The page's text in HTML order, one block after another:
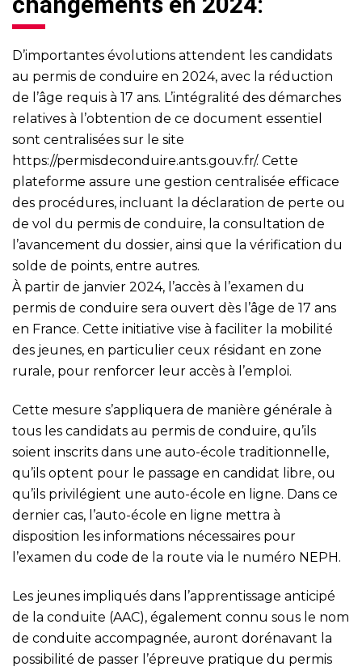
D’importantes évolutions attendent les candidats
au permis de conduire en 2024, avec la réduction
de l’âge requis à 17 ans. L’intégralité des démarches
relatives à l’obtention de ce document essentiel
sont centralisées sur le site
https://permisdeconduire.ants.gouv.fr/. Cette
plateforme assure une gestion centralisée efficace
des procédures, incluant la déclaration de perte ou
de vol du permis de conduire, la consultation de
l’avancement du dossier, ainsi que la vérification du
solde de points, entre autres.
À partir de janvier 2024, l’accès à l’examen du
permis de conduire sera ouvert dès l’âge de 17 ans
en France. Cette initiative vise à faciliter la mobilité
des jeunes, en particulier ceux résidant en zone
rurale, pour renforcer leur accès à l’emploi.
Cette mesure s’appliquera de manière générale à
tous les candidats au permis de conduire, qu’ils
soient inscrits dans une auto-école traditionnelle,
qu’ils optent pour le passage en candidat libre, ou
qu’ils privilégient une auto-école en ligne. Dans ce
dernier cas, l’auto-école en ligne mettra à
disposition les informations nécessaires pour
l’examen du code de la route via le numéro NEPH.
Les jeunes impliqués dans l’apprentissage anticipé
de la conduite (AAC), également connu sous le nom
de conduite accompagnée, auront dorénavant la
possibilité de passer l’épreuve pratique du permis